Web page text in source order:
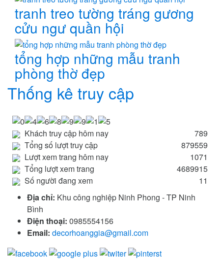
tranh treo tường tráng gương
cửu ngư quần hội
tổng hợp những mẫu tranh
phòng thờ đẹp
Thống kê truy cập
Khách truy cập hôm nay
789
Tổng số lượt truy cập
879559
Lượt xem trang hôm nay
1071
Tổng lượt xem trang
4689915
Số người đang xem
11
Địa chỉ: Khu công nghiệp Ninh Phong - TP Ninh
Bình
Điện thoại: 0985554156
Email: decorhoanggia@gmail.com